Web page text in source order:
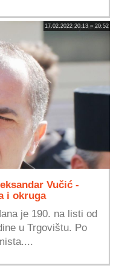
17.02.2022 20:13 » 20:52
Vučić -
i okruga
je 190. na listi od
u Trgovištu. Po